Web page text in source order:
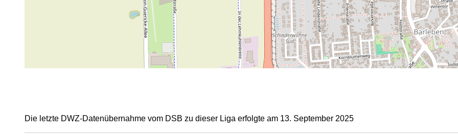
Die letzte DWZ-Datenübernahme vom DSB zu dieser Liga erfolgte am 13. September 2025